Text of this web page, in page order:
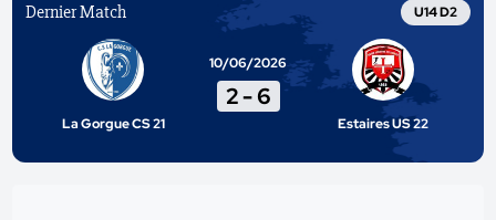
Dernier Match U14 D2
La Gorgue CS 21
10/06/2026
2-6
Estaires US 22